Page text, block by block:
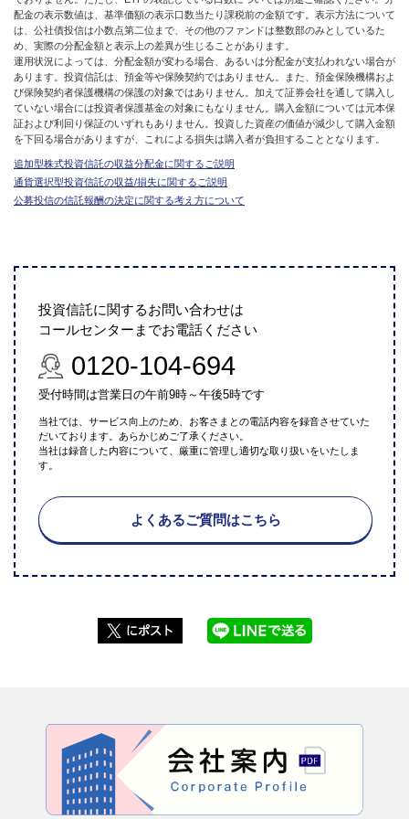
配金の表示数値は、基準価額の表示口数当たり課税前の金額です。表示方法について
は、公社債投信は小数点第二位まで、その他のファンドは整数部のみとしているた
め、実際の分配金額と表示上の差異が生じることがあります。
運用状況によっては、分配金額が変わる場合、あるいは分配金が支払われない場合が
あります。投資信託は、預金等や保険契約ではありません。また、預金保険機構およ
び保険契約者保護機構の保護の対象ではありません。加えて証券会社を通して購入し
ていない場合には投資者保護基金の対象にもなりません。購入金額については元本保
証および利回り保証のいずれもありません。投資した資産の価値が減少して購入金額
を下回る場合がありますが、これによる損失は購入者が負担することとなります。
追加型株式投資信託の収益分配金に関するご説明
通貨選択型投資信託の収益/損失に関するご説明
公募投信の信託報酬の決定に関する考え方について
投資信託に関するお問い合わせは
コールセンターまでお電話ください
0120-104-694
受付時間は営業日の午前9時～午後5時です
当社では、サービス向上のため、お客さまとの電話内容を録音させていた
だいております。あらかじめご了承ください。
当社は録音した内容について、厳重に管理し適切な取り扱いをいたしま
す。
よくあるご質問はこちら